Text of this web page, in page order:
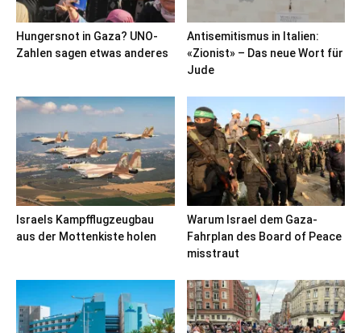
Hungersnot in Gaza? UNO-
Zahlen sagen etwas anderes
Antisemitismus in Italien:
«Zionist» – Das neue Wort für
Jude
Israels Kampfflugzeugbau
aus der Mottenkiste holen
Warum Israel dem Gaza-
Fahrplan des Board of Peace
misstraut